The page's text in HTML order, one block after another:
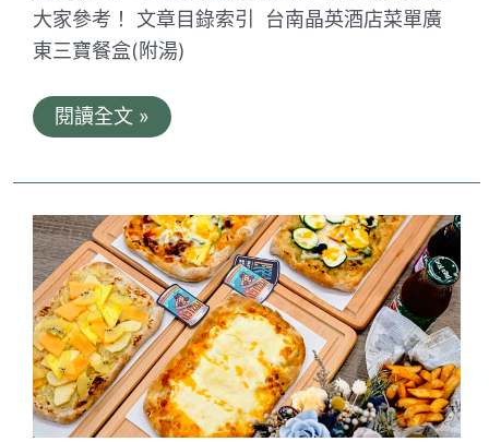
大家參考！ 文章目錄索引 台南晶英酒店菜單廣
東三寶餐盒(附湯)
台
南
店
外
帶
餐
盒、
合
菜
套
餐
整
理
｜
閱讀全文 »